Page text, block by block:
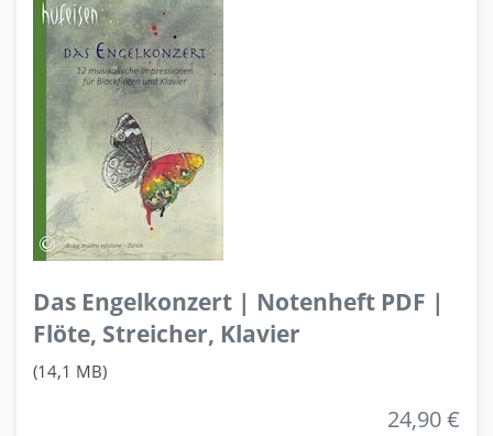
Das Engelkonzert | Notenheft PDF |
Flöte, Streicher, Klavier
(14,1 MB)
24,90 €